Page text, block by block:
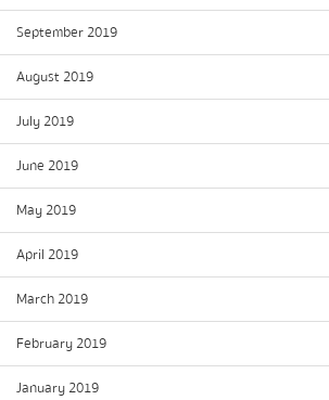
September 2019
August 2019
July 2019
June 2019
May 2019
April 2019
March 2019
February 2019
January 2019